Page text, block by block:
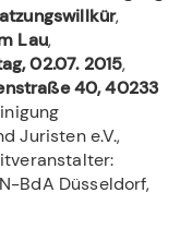
,
Lau,
02.07. 2015,
40, 40233
Juristen e.V.,
BdA Düsseldorf,